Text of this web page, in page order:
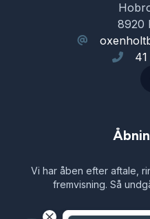
Kamera 360 grader
Læderrat
8920
Vi har åben efter aftale,
fremvisning. Så